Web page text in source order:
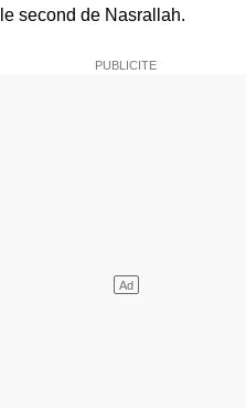
second de Nasrallah.